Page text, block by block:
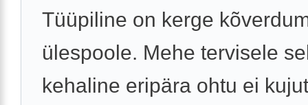
Tüüpiline on kerge
ülespoole. Mehe tervisele
kehaline eripära ohtu ei